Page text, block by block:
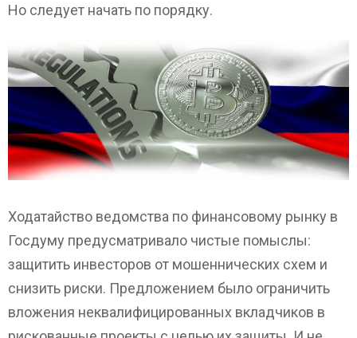
Но следует начать по порядку.
Ходатайство ведомства по финансовому рынку в
Госдуму предусматривало чистые помыслы:
защитить инвесторов от мошеннических схем и
снизить риски. Предложением было ограничить
вложения неквалифицированных вкладчиков в